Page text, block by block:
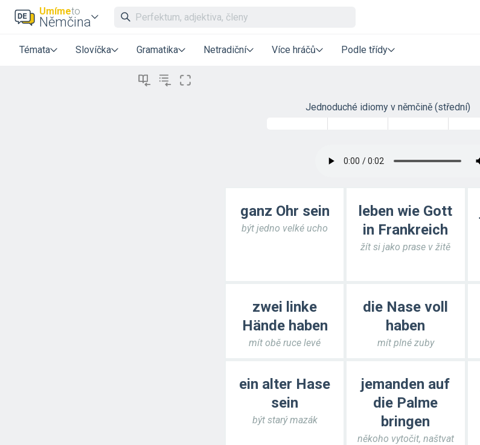
Umímeto
Němčina
Témata Slovíčka Gramatika Netradiční Více hráčů Podle třídy
Jednoduché idiomy v němčině (střední)
ganz Ohr sein
být jedno velké ucho
leben wie Gott
in Frankreich
žít si jako prase v žitě
zwei linke
Hände haben
mít obě ruce levé
die Nase voll
haben
mít plné zuby
ein alter Hase
sein
být starý mazák
jemanden auf
die Palme
bringen
někoho vytočit, naštvat